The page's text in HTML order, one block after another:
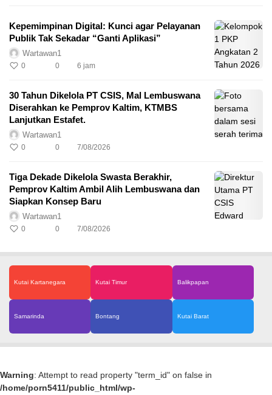
Kepemimpinan Digital: Kunci agar Pelayanan
Publik Tak Sekadar “Ganti Aplikasi”
Wartawan1
0 0 6 jam
30 Tahun Dikelola PT CSIS, Mal Lembuswana
Diserahkan ke Pemprov Kaltim, KTMBS
Lanjutkan Estafet.
Wartawan1
0 0 7/08/2026
Tiga Dekade Dikelola Swasta Berakhir,
Pemprov Kaltim Ambil Alih Lembuswana dan
Siapkan Konsep Baru
Wartawan1
0 0 7/08/2026
Kutai Kartanegara Kutai Timur Balikpapan
Samarinda Bontang Kutai Barat
Warning: Attempt to read property "term_id" on false in
/home/porn5411/public_html/wp-